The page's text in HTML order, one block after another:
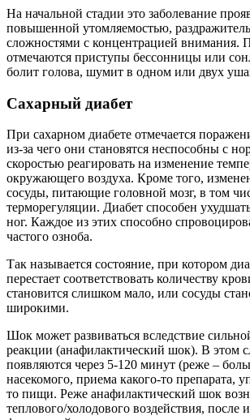
На начальной стадии это заболевание
повышенной утомляемостью,
сложностями с концентрацией внимания.
отмечаются приступы бессонницы или
болит голова, шумит в одном или двух
Сахарный диабет
При сахарном диабете отмечается
из-за чего они становятся неспособны с
скоростью реагировать на изменение
окружающего воздуха. Кроме того,
сосуды, питающие головной мозг, в том
терморегуляции. Диабет способен
ног. Каждое из этих способно
частого озноба.
Так называется состояние, при котором
перестает соответствовать количеству
становится слишком мало, или сосуды
широкими.
Шок может развиваться вследствие
реакции (анафилактический шок). В этом
появляются через 5-120 минут (реже –
насекомого, приема какого-то препарата,
то пищи. Реже анафилактический шок
теплового/холодового воздействия, после